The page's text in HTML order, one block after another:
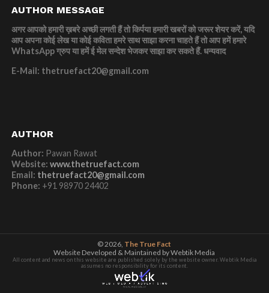
AUTHOR MESSAGE
अगर आपको हमारी ख़बरे अच्छी लगती हैं तो किर्पया हमारी खबरों को जरूर शेयर करें, यदि
आप अपना कोई लेख या कोई कविता हमरे साथ साझा करना चाहते हैं तो आप हमें हमारे
WhatsApp ग्रुप या हमें ई मेल सन्देश भेजकर साझा कर सकते हैं.धन्यवाद
E-Mail: thetruefact20@gmail.com
AUTHOR
Author: Pawan Rawat
Website: www.thetruefact.com
Email: thetruefact20@gmail.com
Phone: +91 98970 24402
© 2026, The True Fact
Website Developed & Maintained by Webtik Media
All content and news on this website are published solely by the website owner. Webtik Media
assumes no responsibility for its content.